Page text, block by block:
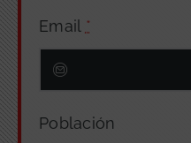
Email *
Población